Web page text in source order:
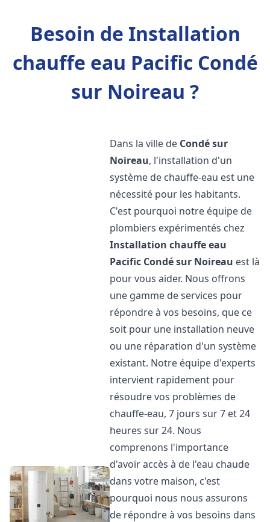
Besoin de Installation
chauffe eau Pacific Condé
sur Noireau ?
Dans la ville de Condé sur
Noireau, l'installation d'un
système de chauffe-eau est une
nécessité pour les habitants.
C'est pourquoi notre équipe de
plombiers expérimentés chez
Installation chauffe eau
Pacific Condé sur Noireau est là
pour vous aider. Nous offrons
une gamme de services pour
répondre à vos besoins, que ce
soit pour une installation neuve
ou une réparation d'un système
existant. Notre équipe d'experts
intervient rapidement pour
résoudre vos problèmes de
chauffe-eau, 7 jours sur 7 et 24
heures sur 24. Nous
comprenons l'importance
d'avoir accès à de l'eau chaude
dans votre maison, c'est
pourquoi nous nous assurons
de répondre à vos besoins dans